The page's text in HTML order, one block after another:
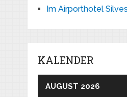
Im Airporthotel
KALENDER
AUGUST 2026